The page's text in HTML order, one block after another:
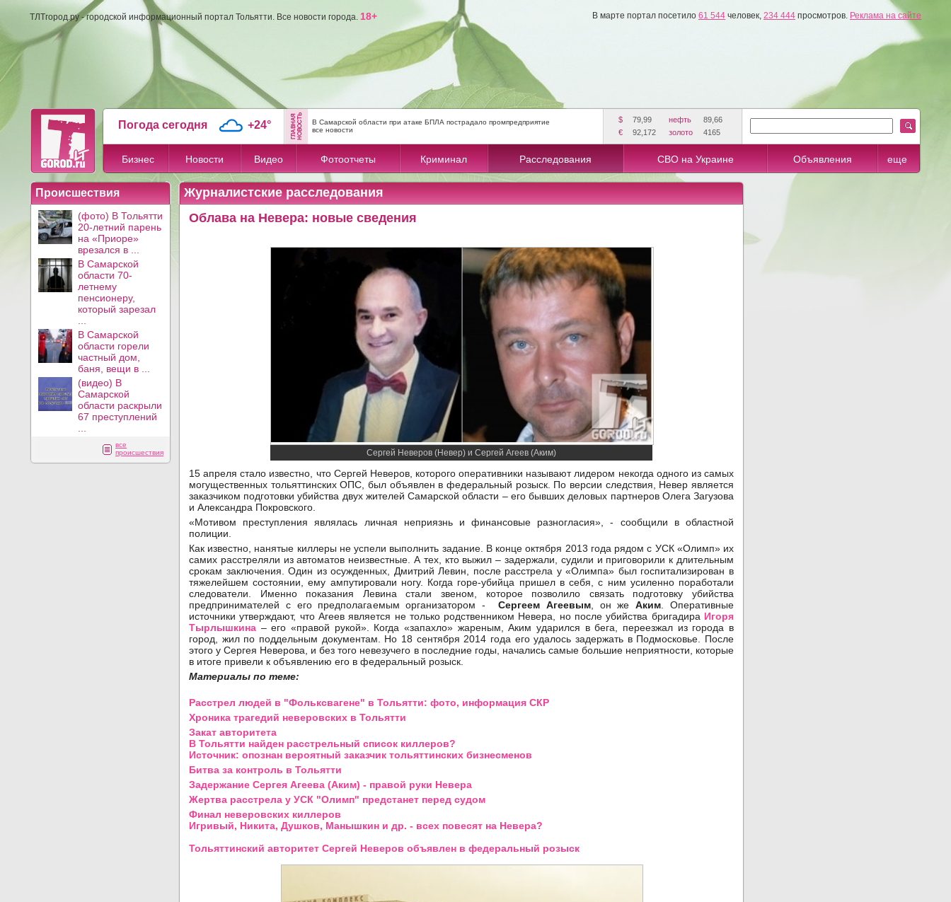
ТЛТгород.ру - городской информационный портал Тольятти. Все новости города. 18+ В марте портал посетило 61 544 человек, 234 444 просмотров. Реклама на сайте
Погода сегодня +24°
В Самарской области при атаке БПЛА пострадало промпредприятие
все новости
$ 79,99 нефть
89,66
€
92,172 золото 4165
Бизнес Новости Видео Фотоотчеты Криминал Расследования СВО на Украине Объявления еще
Происшествия
(фото) В Тольятти
20-летний парень
на «Приоре»
врезался в ...
В Самарской
области 70-
летнему
пенсионеру,
который зарезал
В Самарской
области горели
частный дом,
баня, вещи в ...
(видео) В
Самарской
области раскрыли
67 преступлений
все
происшествия
Журналистские расследования
Облава на Невера: новые сведения
Сергей Неверов (Невер) и Сергей Агеев (Аким)
15 апреля стало известно, что Сергей Неверов, которого оперативники называют лидером некогда одного из самых
могущественных тольяттинских ОПС, был объявлен в федеральный розыск. По версии следствия, Невер является
заказчиком подготовки убийства двух жителей Самарской области – его бывших деловых партнеров Олега Загузова
и Александра Покровского.
«Мотивом преступления являлась личная неприязнь и финансовые разногласия», - сообщили в областной
полиции.
Как известно, нанятые киллеры не успели выполнить задание. В конце октября 2013 года рядом с УСК «Олимп» их
самих расстреляли из автоматов неизвестные. А тех, кто выжил – задержали, судили и приговорили к длительным
срокам заключения. Один из осужденных, Дмитрий Левин, после расстрела у «Олимпа» был госпитализирован в
тяжелейшем состоянии, ему ампутировали ногу. Когда горе-убийца пришел в себя, с ним усиленно поработали
следователи. Именно показания Левина стали звеном, которое позволило связать подготовку убийства
предпринимателей с его предполагаемым организатором - Сергеем Агеевым, он жеАким. Оперативные
источники утверждают, что Агеев является не только родственником Невера, но после убийства бригадира Игоря
Тырлышкина – его «правой рукой». Когда «запахло» жареным, Аким ударился в бега, переезжал из города в
город, жил по поддельным документам. Но 18 сентября 2014 года его удалось задержать в Подмосковье. После
этого у Сергея Неверова, и без того невезучего в последние годы, начались самые большие неприятности, которые
в итоге привели к объявлению его в федеральный розыск.
Материалы по теме:
Расстрел людей в "Фольксвагене" в Тольятти: фото, информация СКР
Хроника трагедий неверовских в Тольятти
Закат авторитета
В Тольятти найден расстрельный список киллеров?
Источник: опознан вероятный заказчик тольяттинских бизнесменов
Битва за контроль в Тольятти
Задержание Сергея Агеева (Аким) - правой руки Невера
Жертва расстрела у УСК "Олимп" предстанет перед судом
Финал неверовских киллеров
Игривый, Никита, Душков, Манышкин и др. - всех повесят на Невера?
Тольяттинский авторитет Сергей Неверов объявлен в федеральный розыск